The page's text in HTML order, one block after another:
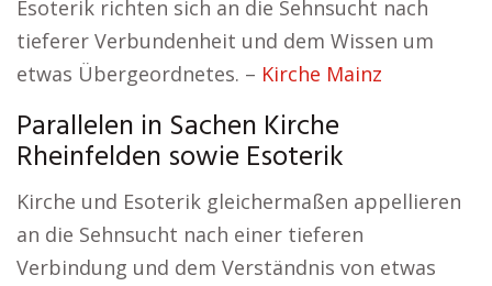
Esoterik richten sich an die Sehnsucht nach
tieferer Verbundenheit und dem Wissen um
etwas Übergeordnetes. – Kirche Mainz
Parallelen in Sachen Kirche
Rheinfelden sowie Esoterik
Kirche und Esoterik gleichermaßen appellieren
an die Sehnsucht nach einer tieferen
Verbindung und dem Verständnis von etwas